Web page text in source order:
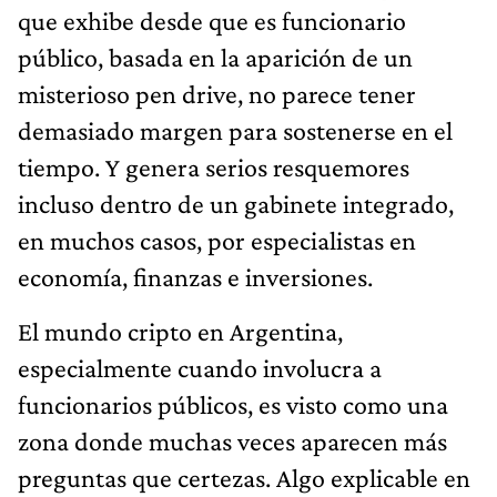
que exhibe desde que es funcionario
público, basada en la aparición de un
misterioso pen drive, no parece tener
demasiado margen para sostenerse en el
tiempo. Y genera serios resquemores
incluso dentro de un gabinete integrado,
en muchos casos, por especialistas en
economía, finanzas e inversiones.
El mundo cripto en Argentina,
especialmente cuando involucra a
funcionarios públicos, es visto como una
zona donde muchas veces aparecen más
preguntas que certezas. Algo explicable en